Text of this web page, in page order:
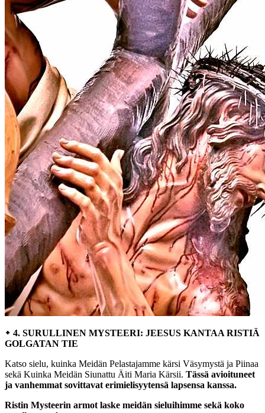
᛭ 4. SURULLINEN MYSTEERI: JEESUS KANTAA RISTIÄ
GOLGATAN TIE
Katso sielu, kuinka Meidän Pelastajamme kärsi Väsymystä ja Piinaa
sekä Kuinka Meidän Siunattu Äiti Maria Kärsii. Tässä avioituneet
ja vanhemmat sovittavat erimielisyytensä lapsensa kanssa.
Ristin Mysteerin armot laske meidän sieluihimme sekä koko